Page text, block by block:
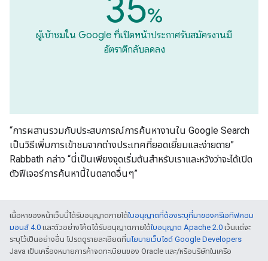
%
ผู้เข้าชมใน Google ที่เปิดหน้าประกาศรับสมัครงานมี
อัตราตีกลับลดลง
“การผสานรวมกับประสบการณ์การค้นหางานใน Google Search
เป็นวิธีเพิ่มการเข้าชมจากต่างประเทศที่ยอดเยี่ยมและง่ายดาย”
Rabbath กล่าว “นี่เป็นเพียงจุดเริ่มต้นสำหรับเราและหวังว่าจะได้เปิด
ตัวฟีเจอร์การค้นหานี้ในตลาดอื่นๆ”
เนื้อหาของหน้าเว็บนี้ได้รับอนุญาตภายใต้ใบอนุญาตที่ต้องระบุที่มาของครีเอทีฟคอม
มอนส์ 4.0 และตัวอย่างโค้ดได้รับอนุญาตภายใต้ใบอนุญาต Apache 2.0 เว้นแต่จะ
ระบุไว้เป็นอย่างอื่น โปรดดูรายละเอียดที่นโยบายเว็บไซต์ Google Developers
Java เป็นเครื่องหมายการค้าจดทะเบียนของ Oracle และ/หรือบริษัทในเครือ